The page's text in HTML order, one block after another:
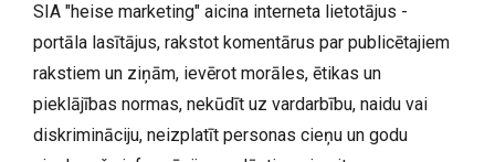
SIA "heise marketing" aicina interneta lietotājus -
portāla lasītājus, rakstot komentārus par publicētajiem
rakstiem un ziņām, ievērot morāles, ētikas un
pieklājības normas, nekūdīt uz vardarbību, naidu vai
diskrimināciju, neizplatīt personas cieņu un godu